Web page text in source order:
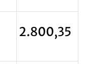
2.800,35